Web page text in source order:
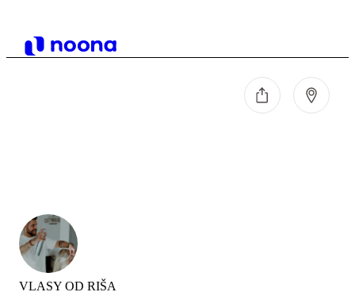
VLASY OD RIŠA